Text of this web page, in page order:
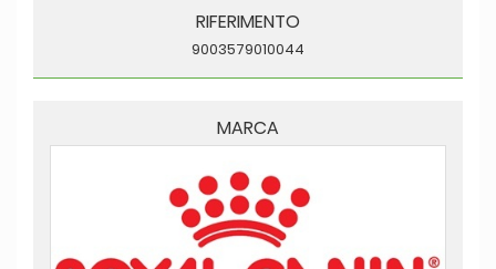
RIFERIMENTO
9003579010044
MARCA